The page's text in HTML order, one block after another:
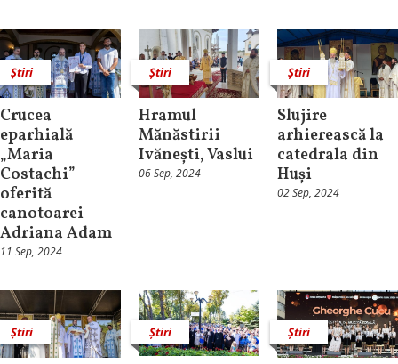
Știri
Crucea
eparhială
„Maria
Costachi”
oferită
canotoarei
Adriana Adam
11 Sep, 2024
Știri
Hramul
Mănăstirii
Ivănești, Vaslui
06 Sep, 2024
Știri
Slujire
arhierească la
catedrala din
Huși
02 Sep, 2024
Știri Știri Știri